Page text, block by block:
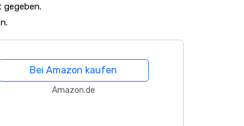
gegeben.
Bei Amazon kaufen
Amazon.de